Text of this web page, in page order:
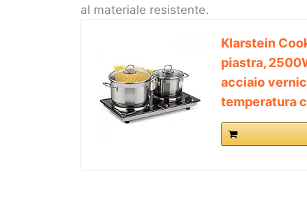
al materiale resistente.
Klarstein
piastra,
acciaio
temperatura